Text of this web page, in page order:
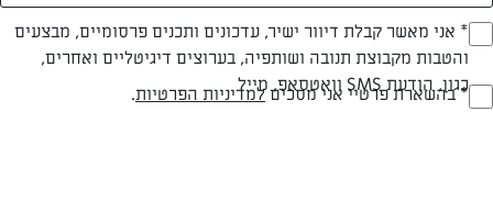
עוגת בננות בחושה
Opt_In
(חובה)
* אני מאשר קבלת דיוור ישיר, עדכונים ותכנים פרסומיים, מבצעים
והטבות מקבוצת תנובה ושותפיה, בערוצים דיגיטליים ואחרים,
כגון, הודעת SMS וואטסאפ, מייל
RegulationsApproved
* בהשארת פרטיי אני מסכיםלמדיניות הפרטיות.